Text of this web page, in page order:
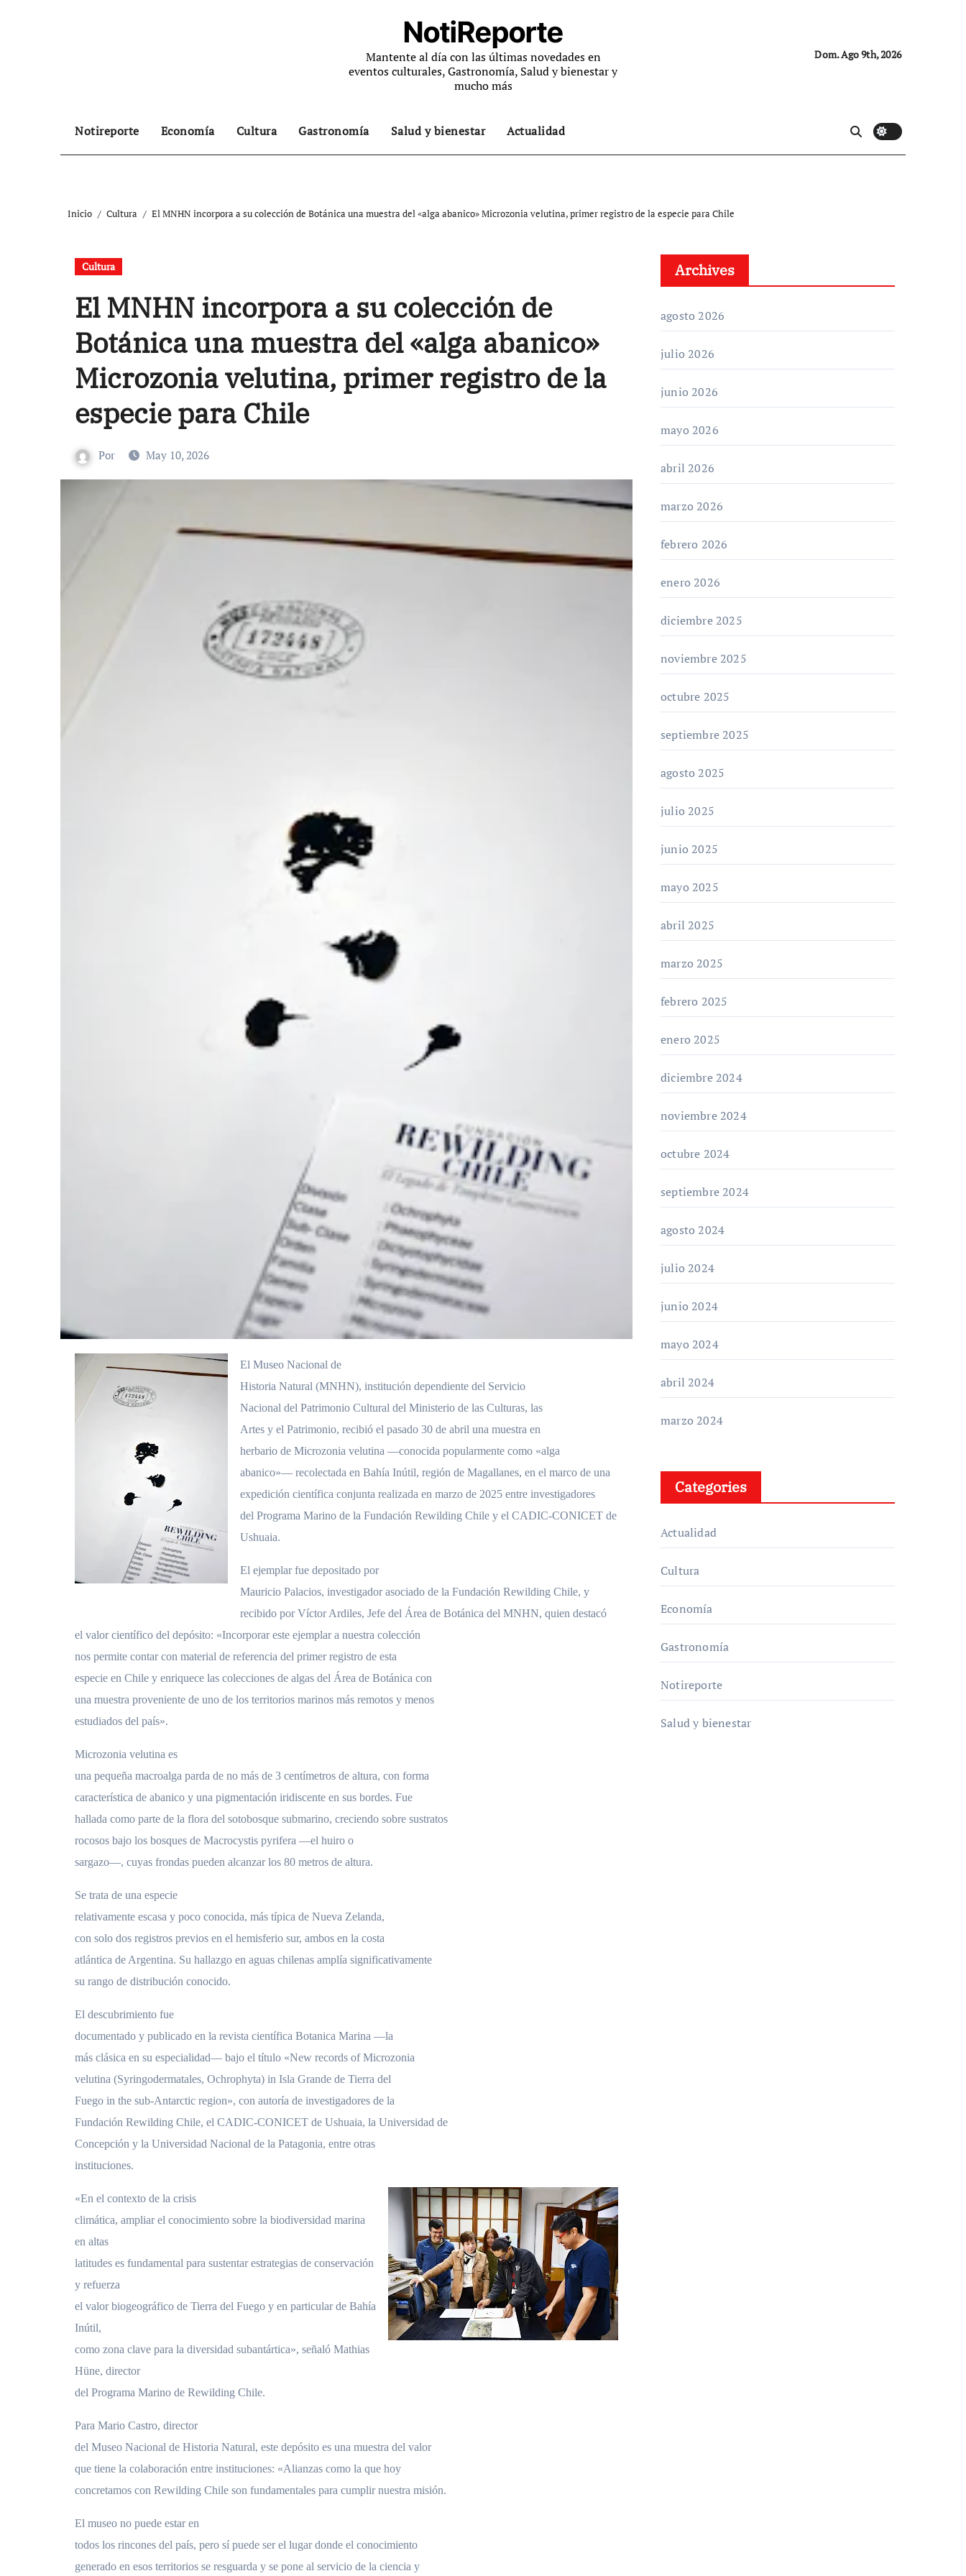
NotiReporte
Mantente al día con las últimas novedades en
eventos culturales, Gastronomía, Salud y bienestar y
mucho más
Dom. Ago 9th, 2026
Notireporte Economía Cultura Gastronomía Salud y bienestar Actualidad
Inicio Cultura El MNHN incorpora a su colección de Botánica una muestra del «alga abanico» Microzonia velutina, primer registro de la especie para Chile
Cultura
El MNHN incorpora a su colección de
Botánica una muestra del «alga abanico»
Microzonia velutina, primer registro de la
especie para Chile
Por May 10, 2026
El Museo Nacional de
Historia Natural (MNHN), institución dependiente del Servicio
Nacional del Patrimonio Cultural del Ministerio de las Culturas, las
Artes y el Patrimonio, recibió el pasado 30 de abril una muestra en
herbario de Microzonia velutina —conocida popularmente como «alga
abanico»— recolectada en Bahía Inútil, región de Magallanes, en el marco de una
expedición científica conjunta realizada en marzo de 2025 entre investigadores
del Programa Marino de la Fundación Rewilding Chile y el CADIC-CONICET de
Ushuaia.
El ejemplar fue depositado por
Mauricio Palacios, investigador asociado de la Fundación Rewilding Chile, y
recibido por Víctor Ardiles, Jefe del Área de Botánica del MNHN, quien destacó
el valor científico del depósito: «Incorporar este ejemplar a nuestra colección
nos permite contar con material de referencia del primer registro de esta
especie en Chile y enriquece las colecciones de algas del Área de Botánica con
una muestra proveniente de uno de los territorios marinos más remotos y menos
estudiados del país».
Microzonia velutina es
una pequeña macroalga parda de no más de 3 centímetros de altura, con forma
característica de abanico y una pigmentación iridiscente en sus bordes. Fue
hallada como parte de la flora del sotobosque submarino, creciendo sobre sustratos
rocosos bajo los bosques de Macrocystis pyrifera —el huiro o
sargazo—, cuyas frondas pueden alcanzar los 80 metros de altura.
Se trata de una especie
relativamente escasa y poco conocida, más típica de Nueva Zelanda,
con solo dos registros previos en el hemisferio sur, ambos en la costa
atlántica de Argentina. Su hallazgo en aguas chilenas amplía significativamente
su rango de distribución conocido.
El descubrimiento fue
documentado y publicado en la revista científica Botanica Marina —la
más clásica en su especialidad— bajo el título «New records of Microzonia
velutina (Syringodermatales, Ochrophyta) in Isla Grande de Tierra del
Fuego in the sub-Antarctic region», con autoría de investigadores de la
Fundación Rewilding Chile, el CADIC-CONICET de Ushuaia, la Universidad de
Concepción y la Universidad Nacional de la Patagonia, entre otras
instituciones.
«En el contexto de la crisis
climática, ampliar el conocimiento sobre la biodiversidad marina
en altas
latitudes es fundamental para sustentar estrategias de conservación
y refuerza
el valor biogeográfico de Tierra del Fuego y en particular de Bahía
Inútil,
como zona clave para la diversidad subantártica», señaló Mathias
Hüne, director
del Programa Marino de Rewilding Chile.
Para Mario Castro, director
del Museo Nacional de Historia Natural, este depósito es una muestra del valor
que tiene la colaboración entre instituciones: «Alianzas como la que hoy
concretamos con Rewilding Chile son fundamentales para cumplir nuestra misión.
El museo no puede estar en
todos los rincones del país, pero sí puede ser el lugar donde el conocimiento
generado en esos territorios se resguarda y se pone al servicio de la ciencia y
Archives
agosto 2026
julio 2026
junio 2026
mayo 2026
abril 2026
marzo 2026
febrero 2026
enero 2026
diciembre 2025
noviembre 2025
octubre 2025
septiembre 2025
agosto 2025
julio 2025
junio 2025
mayo 2025
abril 2025
marzo 2025
febrero 2025
enero 2025
diciembre 2024
noviembre 2024
octubre 2024
septiembre 2024
agosto 2024
julio 2024
junio 2024
mayo 2024
abril 2024
marzo 2024
Categories
Actualidad
Cultura
Economía
Gastronomía
Notireporte
Salud y bienestar